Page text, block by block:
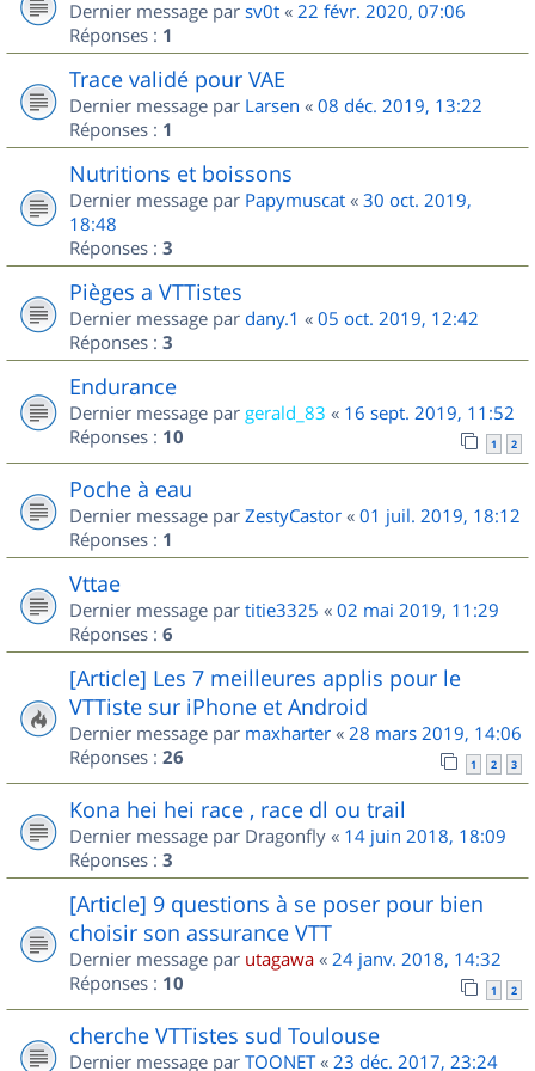
Dernier message par sv0t « 22 févr. 2020, 07:06
Réponses : 1
Trace validé pour VAE
Dernier message par Larsen « 08 déc. 2019, 13:22
Réponses : 1
Nutritions et boissons
Dernier message par Papymuscat « 30 oct. 2019,
18:48
Réponses : 3
Pièges a VTTistes
Dernier message par dany.1 « 05 oct. 2019, 12:42
Réponses : 3
Endurance
Dernier message par gerald_83 « 16 sept. 2019, 11:52
Réponses : 10 1 2
Poche à eau
Dernier message par ZestyCastor « 01 juil. 2019, 18:12
Réponses : 1
Vttae
Dernier message par titie3325 « 02 mai 2019, 11:29
Réponses : 6
[Article] Les 7 meilleures applis pour le
VTTiste sur iPhone et Android
Dernier message par maxharter « 28 mars 2019, 14:06
Réponses : 26 1 2 3
Kona hei hei race , race dl ou trail
Dernier message par Dragonfly « 14 juin 2018, 18:09
Réponses : 3
[Article] 9 questions à se poser pour bien
choisir son assurance VTT
Dernier message par utagawa « 24 janv. 2018, 14:32
Réponses : 10 1 2
cherche VTTistes sud Toulouse
Dernier message par TOONET« 23 déc. 2017, 23:24